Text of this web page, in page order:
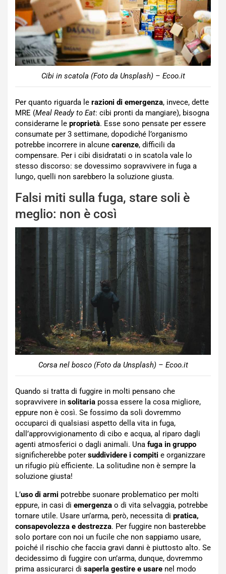
Cibi in scatola (Foto da Unsplash) – Ecoo.it
Per quanto riguarda le razioni di emergenza, invece, dette
MRE (Meal Ready to Eat: cibi pronti da mangiare), bisogna
considerarne le proprietà. Esse sono pensate per essere
consumate per 3 settimane, dopodiché l’organismo
potrebbe incorrere in alcune carenze, difficili da
compensare. Per i cibi disidratati o in scatola vale lo
stesso discorso: se dovessimo sopravvivere in fuga a
lungo, quelli non sarebbero la soluzione giusta.
Falsi miti sulla fuga, stare soli è
meglio: non è così
Corsa nel bosco (Foto da Unsplash) – Ecoo.it
Quando si tratta di fuggire in molti pensano che
sopravvivere in solitaria possa essere la cosa migliore,
eppure non è così. Se fossimo da soli dovremmo
occuparci di qualsiasi aspetto della vita in fuga,
dall’approvvigionamento di cibo e acqua, al riparo dagli
agenti atmosferici o dagli animali. Una fuga in gruppo
significherebbe poter suddividere i compiti e organizzare
un rifugio più efficiente. La solitudine non è sempre la
soluzione giusta!
L’uso di armi potrebbe suonare problematico per molti
eppure, in casi di emergenza o di vita selvaggia, potrebbe
tornare utile. Usare un’arma, però, necessita di pratica,
consapevolezza e destrezza. Per fuggire non basterebbe
solo portare con noi un fucile che non sappiamo usare,
poiché il rischio che faccia gravi danni è piuttosto alto. Se
decidessimo di fuggire con un’arma, dunque, dovremmo
prima assicurarci di saperla gestire e usare nel modo